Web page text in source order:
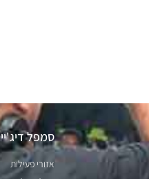
סמפל דיג'יי
אזורי פעילות